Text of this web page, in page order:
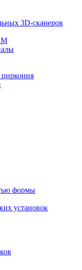
3D-сканеров
формы
установок